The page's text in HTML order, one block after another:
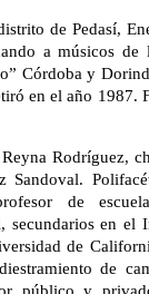
de Pedasí,
a músicos
Córdoba y
en el año 1987.
Rodríguez,
de
secundarios en el
de
de
público y